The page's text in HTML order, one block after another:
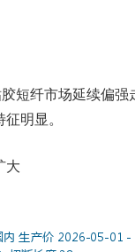
短纤市场延续偏
明显。
大